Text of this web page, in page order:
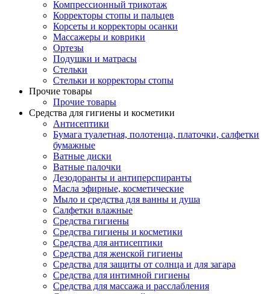
Компрессионный трикотаж
Корректоры стопы и пальцев
Корсеты и корректоры осанки
Массажеры и коврики
Ортезы
Подушки и матрасы
Стельки
Стельки и корректоры стопы
Прочие товары
Прочие товары
Средства для гигиены и косметики
Антисептики
Бумага туалетная, полотенца, платочки, салфетки
бумажные
Ватные диски
Ватные палочки
Дезодоранты и антиперспиранты
Масла эфирные, косметические
Мыло и средства для ванны и душа
Салфетки влажные
Средства гигиены
Средства гигиены и косметики
Средства для антисептики
Средства для женской гигиены
Средства для защиты от солнца и для загара
Средства для интимной гигиены
Средства для массажа и расслабления